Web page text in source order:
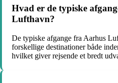
Hvad er de typiske
Lufthavn?
De typiske afgange fra Aarhus
forskellige destinationer både
hvilket giver rejsende et bredt